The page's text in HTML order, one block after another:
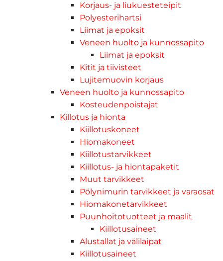
Korjaus- ja liukuesteteipit
Polyesterihartsi
Liimat ja epoksit
Veneen huolto ja kunnossapito
Liimat ja epoksit
Kitit ja tiivisteet
Lujitemuovin korjaus
Veneen huolto ja kunnossapito
Kosteudenpoistajat
Killotus ja hionta
Kiillotuskoneet
Hiomakoneet
Kiillotustarvikkeet
Kiillotus- ja hiontapaketit
Muut tarvikkeet
Pölynimurin tarvikkeet ja varaosat
Hiomakonetarvikkeet
Puunhoitotuotteet ja maalit
Kiillotusaineet
Alustallat ja välilaipat
Kiillotusaineet